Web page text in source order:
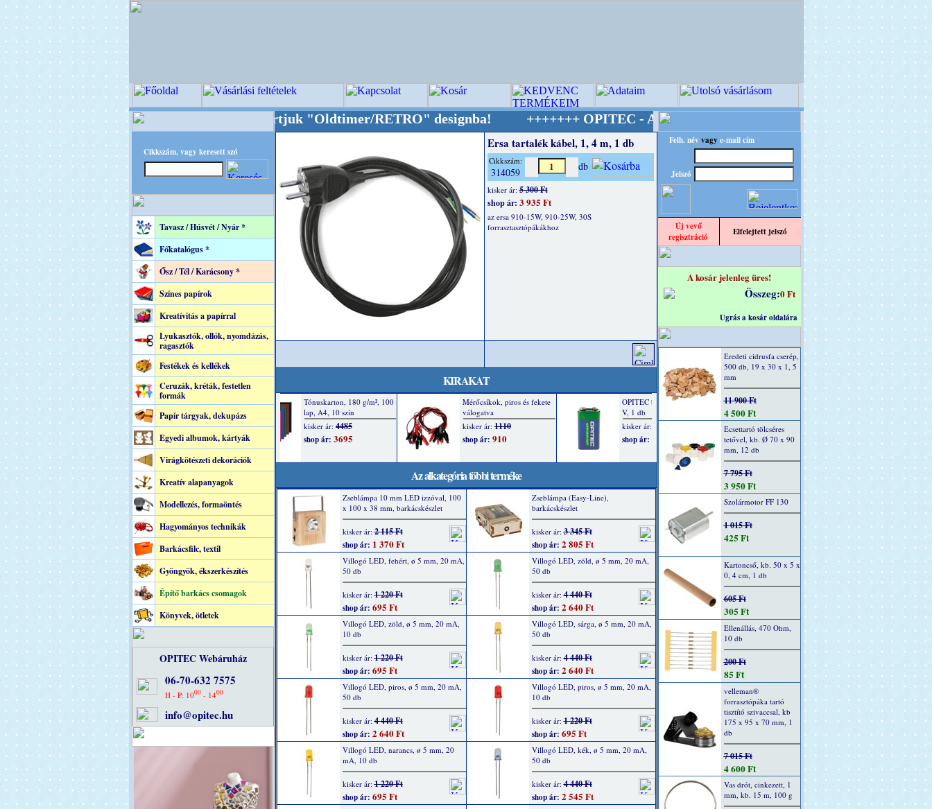
Cikkszám, vagy keresett szó
Tavasz / Húsvét / Nyár *
Főkatalógus *
Ősz / Tél / Karácsony *
Színes papírok
Kreatívitás a papírral
Lyukasztók, ollók, nyomdázás,
ragasztók
Festékek és kellékek
Ceruzák, kréták, festetlen
formák
Papír tárgyak, dekupázs
Egyedi albumok, kártyák
Virágkötészeti dekorációk
Kreatív alapanyagok
Modellezés, formaöntés
Hagyományos technikák
Barkácsfilc, textil
Gyöngyök, ékszerkészítés
Építő barkács csomagok
Könyvek, ötletek
OPITEC Webáruház
06-70-632 7575
H - P: 1000 - 1400
info@opitec.hu
+++++++ Oldalunkat akarattal tartjuk "Oldtimer/RETRO" designba! +++++++ OPITEC - A Kreatív Világ Mestere! +++++++ Oldalunkat
Ersa tartalék kábel, 1, 4 m, 1 db
Cikkszám:
314059 db
kisker ár:5 300 Ft
shop ár: 3 935 Ft
az ersa 910-15W, 910-25W, 30S
forrasztasztópákákhoz
KIRAKAT
Az alkategória többi terméke
Zseblámpa 10 mm LED izzóval, 100
x 100 x 38 mm, barkácskészlet
kisker ár:2 115 Ft
shop ár: 1 370 Ft
Zseblámpa (Easy-Line),
barkácskészlet
kisker ár:3 345 Ft
shop ár: 2 805 Ft
Villogó LED, fehért, ø 5 mm, 20 mA,
50 db
kisker ár:1 220 Ft
shop ár: 695 Ft
Villogó LED, zöld, ø 5 mm, 20 mA,
50 db
kisker ár:4 440 Ft
shop ár: 2 640 Ft
Villogó LED, zöld, ø 5 mm, 20 mA,
10 db
kisker ár:1 220 Ft
shop ár: 695 Ft
Villogó LED, sárga, ø 5 mm, 20 mA,
50 db
kisker ár:4 440 Ft
shop ár: 2 640 Ft
Villogó LED, piros, ø 5 mm, 20 mA,
50 db
kisker ár:4 440 Ft
shop ár: 2 640 Ft
Villogó LED, piros, ø 5 mm, 20 mA,
10 db
kisker ár:1 220 Ft
shop ár: 695 Ft
Villogó LED, narancs, ø 5 mm, 20
mA, 10 db
kisker ár:1 220 Ft
shop ár: 695 Ft
Villogó LED, kék, ø 5 mm, 20 mA,
50 db
kisker ár:4 440 Ft
shop ár: 2 545 Ft
Felh. név vagy e-mail cím
Jelszó
Új vevő
regisztráció
Elfelejtett jelszó
A kosár jelenleg üres!
Összeg:0 Ft
Ugrás a kosár oldalára
Eredeti cidrusfa cserép,
500 db, 19 x 30 x 1, 5
mm
11 900 Ft
4 500 Ft
Ecsettartó tölcséres
tetővel, kb. Ø 70 x 90
mm, 12 db
7 795 Ft
3 950 Ft
Szolármotor FF 130
1 015 Ft
425 Ft
Kartoncső, kb. 50 x 5 x
0, 4 cm, 1 db
605 Ft
305 Ft
Ellenállás, 470 Ohm,
10 db
200 Ft
85 Ft
velleman®
forrasztópáka tartó
tisztító szivaccsal, kb
175 x 95 x 70 mm, 1
db
7 015 Ft
4 600 Ft
Vas drót, cinkezett, 1
mm, kb. 15 m, 100 g